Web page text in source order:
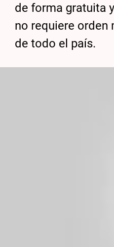
de forma gratuita
no requiere orden
de todo el país.